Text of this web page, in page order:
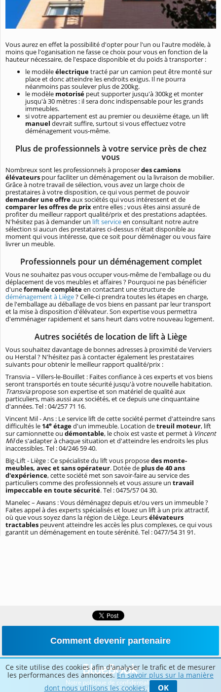
Vous aurez en effet la possibilité d'opter pour l'un ou l'autre modèle, à
moins que l'oganisation ne fasse ce choix pour vous en fonction de la
hauteur nécessaire, de l'espace disponible et du poids à transporter :
le modèleélectriquetracté par un camion peut être monté sur
place et donc atteindre les endroits exigus. Il ne pourra
néanmoins pas soulever plus de 200kg.
le modèle motorisé peut supporter jusqu'à 300kg et monter
jusqu'à 30 mètres : il sera donc indispensable pour les grands
immeubles.
si votre appartement est au premier ou deuxième étage, un lift
manuel devrait suffire, surtout si vous effectuez votre
déménagement vous-même.
Plus de professionnels à votre service près de chez
vous
Nombreux sont les professionnels à proposerdes camions
élévateurs pour faciliter un déménagement ou la livraison de mobilier.
Grâce à notre travail de sélection, vous avez un large choix de
prestataires à votre disposition, ce qui vous permet de pouvoir
demander une offreaux sociétés qui vous intéressent et de
comparer les offres de prixentre elles ; vous êtes ainsi assuré de
profiter du meilleur rapport qualité/prix et des prestations adaptées.
N'hésitez pas à demander un lift serviceen consultant notre autre
sélection si aucun des prestataires ci-dessus n'était disponible au
moment qui vous intéresse, que ce soit pour déménager ou vous faire
livrer un meuble.
Professionnels pour un déménagement complet
Vous ne souhaitez pas vous occuper vous-même de l'emballage ou du
déplacement de vos meubles et affaires ? Pourquoi ne pas bénéficier
d'uneformule complèteen contactant une structure de
déménagement à Liège? Celle-ci prendra toutes les étapes en charge,
de l'emballage au déballage de vos biens en passant par leur transport
et la mise à disposition d'élévateur. Son expertise vous permettra
d'emménager rapidement et sans heurt dans votre nouveau logement.
Autres sociétés de location de lift à Liège
Vous souhaitez davantage de bonnes adresses à proximité de Verviers
ou Herstal ? N'hésitez pas à contacter également les prestataires
suivants pour obtenir le meilleur rapport qualité/prix :
Transvia – Villers-le-Bouillet : Faites confiance à ces experts et vos biens
seront transportés en toute sécurité jusqu'à votre nouvelle habitation.
Transviapropose son expertise et son matériel de qualité aux
particuliers, mais aussi aux sociétés, et ce depuis une cinquantaine
d'années. Tel : 04/257 71 16.
Vincent Mil - Ans : Le service lift de cette société permet d'atteindre sans
difficultés le 14e étaged'un immeuble. Location detreuil moteur, lift
sur camionnette ou démontable, le choix est vaste et permet à Vincent
Milde s'adapter à chaque situation et d'atteindre les endroits les plus
inaccessibles. Tel : 04/246 59 40.
Big-Lift - Liège : Ce spécialiste du lift vous proposedes monte-
meubles, avec et sans opérateur. Dotée de plus de 40 ans
d'expérience, cette société met son savoir-faire au service des
particuliers comme des professionnels et vous assure un travail
impeccable en toute sécurité. Tel : 0475/57 04 30.
Manelec – Awans : Vous déménagez depuis et/ou vers un immeuble ?
Faites appel à des experts spécialisés et louez un lift à un prix attractif,
où que vous soyez dans la région de Liège. Leursélévateurs
tractables peuvent atteindre les accès les plus complexes, ce qui vous
garantit un déménagement en toute sérénité. Tel : 0477/54 31 91.
Comment devenir partenaire
Notre politique de confidentialité
Copyright 2026 © BLUETIME – Belgique
Ce site utilise des cookies afin d'analyser le trafic et de mesurer
les performances des annonces.En savoir plus sur la manière
dont nous utilisons les cookies.
OK